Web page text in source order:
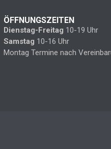
ÖFFNUNGSZEITEN
Dienstag-Freitag 10-19 Uhr
Samstag 10-16 Uhr
Montag Termine nach